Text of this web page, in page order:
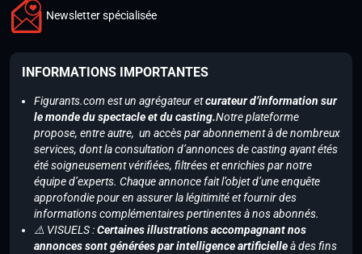
Newsletter spécialisée
INFORMATIONS IMPORTANTES
Figurants.com est un agrégateur etcurateur d’information sur
le monde du spectacle et du casting.Notre plateforme
propose, entre autre, un accès par abonnement à de nombreux
services, dont la consultation d’annonces de casting ayant étés
été soigneusement vérifiées, filtrées et enrichies par notre
équipe d’experts. Chaque annonce fait l’objet d’une enquête
approfondie pour en assurer la légitimité et fournir des
informations complémentaires pertinentes à nos abonnés.
⚠️ VISUELS :Certaines illustrations accompagnant nos
annonces sont générées par intelligence artificielleà des fins